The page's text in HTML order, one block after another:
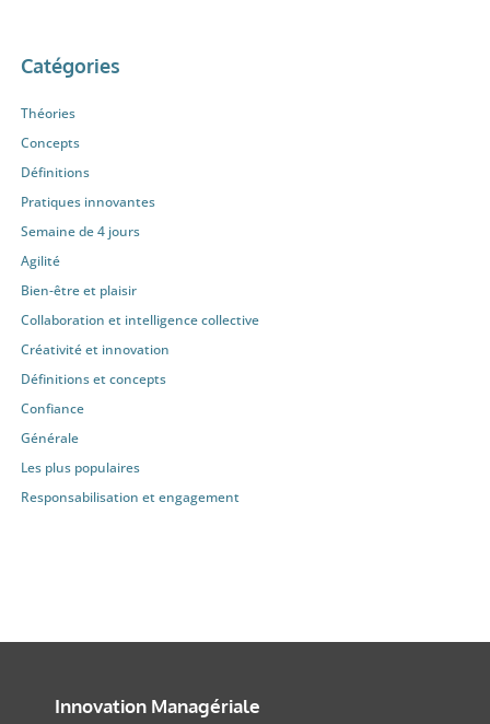
Catégories
Théories
Concepts
Définitions
Pratiques innovantes
Semaine de 4 jours
Agilité
Bien-être et plaisir
Collaboration et intelligence collective
Créativité et innovation
Définitions et concepts
Confiance
Générale
Les plus populaires
Responsabilisation et engagement
Innovation Managériale